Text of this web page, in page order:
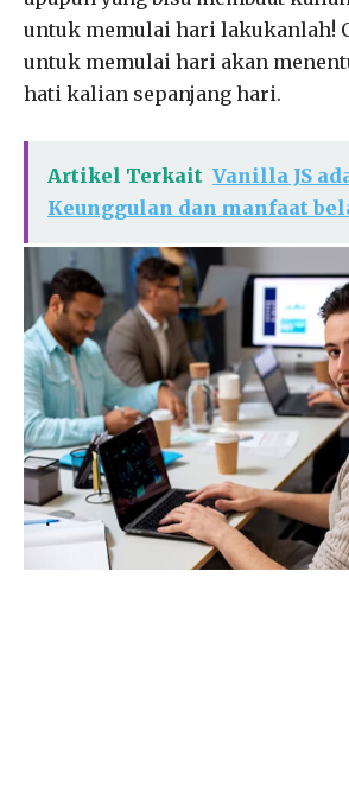
untuk memulai hari lakukanlah!
untuk memulai hari akan
hati kalian sepanjang hari.
Artikel Terkait Vanilla JS
Keunggulan dan manfaat